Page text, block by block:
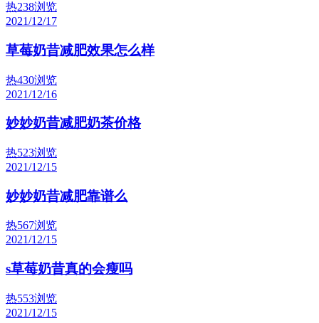
热238浏览
2021/12/17
草莓奶昔减肥效果怎么样
热430浏览
2021/12/16
妙妙奶昔减肥奶茶价格
热523浏览
2021/12/15
妙妙奶昔减肥靠谱么
热567浏览
2021/12/15
s草莓奶昔真的会瘦吗
热553浏览
2021/12/15